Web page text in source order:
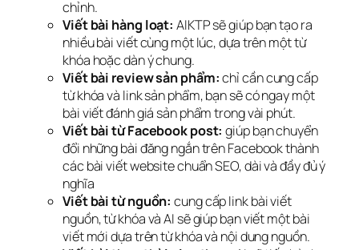
chỉnh.
Viết bài hàng loạt: AIKTP sẽ giúp bạn tạo ra
nhiều bài viết cùng một lúc, dựa trên một từ
khóa hoặc dàn ý chung.
Viết bài review sản phẩm:chỉ cần cung cấp
từ khóa và link sản phẩm, bạn sẽ có ngay một
bài viết đánh giá sản phẩm trong vài phút.
Viết bài từ Facebook post: giúp bạn chuyển
đổi những bài đăng ngắn trên Facebook thành
các bài viết website chuẩn SEO, dài và đầy đủ ý
nghĩa
Viết bài từ nguồn:cung cấp link bài viết
nguồn, từ khóa và AI sẽ giúp bạn viết một bài
viết mới dựa trên từ khóa và nội dung nguồn.